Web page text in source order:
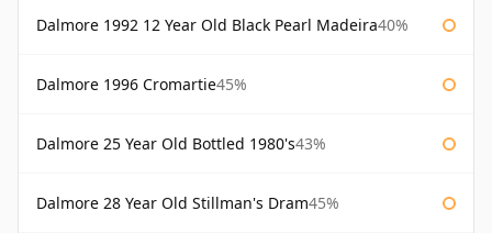
Dalmore 1992 12 Year Old Black Pearl Madeira40%
Dalmore 1996 Cromartie45%
Dalmore 25 Year Old Bottled 1980's43%
Dalmore 28 Year Old Stillman's Dram45%